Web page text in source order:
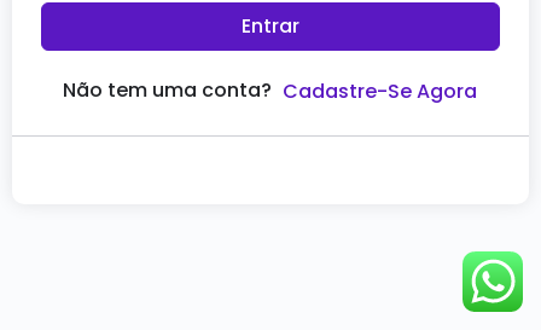
Entrar
Não tem uma conta? Cadastre-Se Agora